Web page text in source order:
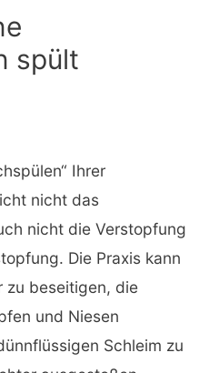
spült
Ihrer
nicht das
nicht die Verstopfung
Die Praxis kann
zu beseitigen, die
und Niesen
Schleim zu